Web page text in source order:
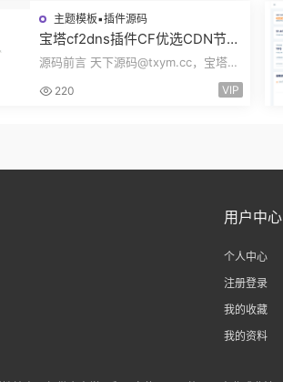
主题模板▪插件源码
宝塔cf2dns插件CF优选CDN节点
插件自动更新DNS解析记录Clou
dFlare优选IP插件源码
源码前言 天下源码@txym.cc，宝塔
CF优选CDN节点插件，CloudFlare优
选IP插件v1.12...
220 VIP
用户中心
个人中心
注册登录
我的收藏
我的资料